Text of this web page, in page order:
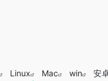
Linux Mac win 安